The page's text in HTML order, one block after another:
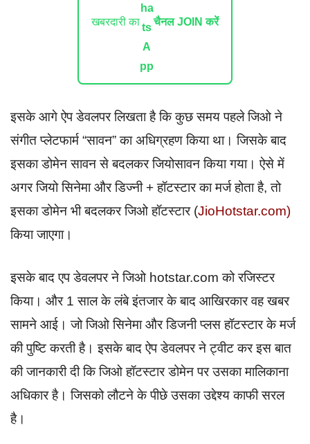
खबरदारी का चैनल JOIN करें
इसके आगे ऐप डेवलपर लिखता है कि कुछ समय पहले जिओ ने
संगीत प्लेटफार्म “सावन” का अधिग्रहण किया था। जिसके बाद
इसका डोमेन सावन से बदलकर जियोसावन किया गया। ऐसे में
अगर जियो सिनेमा और डिज्नी + हॉटस्टार का मर्ज होता है, तो
इसका डोमेन भी बदलकर जिओ हॉटस्टार (JioHotstar.com)
किया जाएगा।
इसके बाद एप डेवलपर ने जिओ hotstar.com को रजिस्टर
किया। और 1 साल के लंबे इंतजार के बाद आखिरकार वह खबर
सामने आई। जो जिओ सिनेमा और डिजनी प्लस हॉटस्टार के मर्ज
की पुष्टि करती है। इसके बाद ऐप डेवलपर ने ट्वीट कर इस बात
की जानकारी दी कि जिओ हॉटस्टार डोमेन पर उसका मालिकाना
अधिकार है। जिसको लौटने के पीछे उसका उद्देश्य काफी सरल
है।